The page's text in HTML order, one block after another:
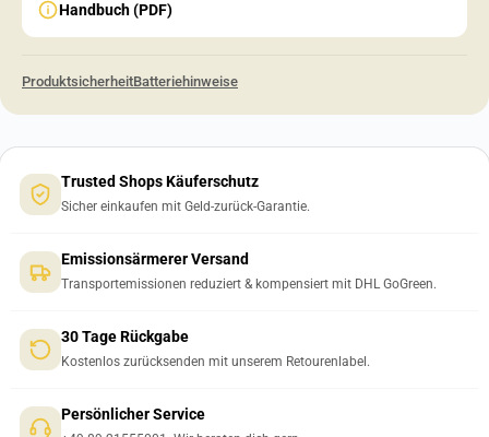
Handbuch (PDF)
ProduktsicherheitBatteriehinweise
Trusted Shops Käuferschutz
Sicher einkaufen mit Geld-zurück-Garantie.
Emissionsärmerer Versand
Transportemissionen reduziert & kompensiert mit DHL GoGreen.
30 Tage Rückgabe
Kostenlos zurücksenden mit unserem Retourenlabel.
Persönlicher Service